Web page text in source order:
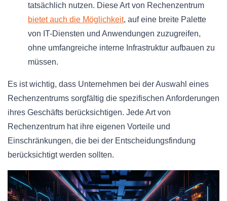
tatsächlich nutzen. Diese Art von Rechenzentrum
bietet auch die Möglichkeit, auf eine breite Palette
von IT-Diensten und Anwendungen zuzugreifen,
ohne umfangreiche interne Infrastruktur aufbauen zu
müssen.
Es ist wichtig, dass Unternehmen bei der Auswahl eines
Rechenzentrums sorgfältig die spezifischen Anforderungen
ihres Geschäfts berücksichtigen. Jede Art von
Rechenzentrum hat ihre eigenen Vorteile und
Einschränkungen, die bei der Entscheidungsfindung
berücksichtigt werden sollten.